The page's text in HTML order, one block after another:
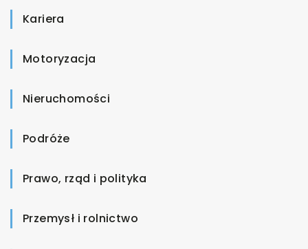
Kariera
Motoryzacja
Nieruchomości
Podróże
Prawo, rząd i polityka
Przemysł i rolnictwo